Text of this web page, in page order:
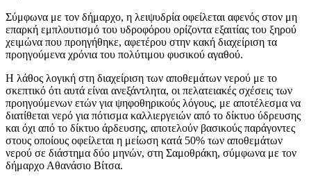
Σύμφωνα με τον δήμαρχο, η λειψυδρία οφείλεται αφενός στον μη
επαρκή εμπλουτισμό του υδροφόρου ορίζοντα εξαιτίας του ξηρού
χειμώνα που προηγήθηκε, αφετέρου στην κακή διαχείριση τα
προηγούμενα χρόνια του πολύτιμου φυσικού αγαθού.
Η λάθος λογική στη διαχείριση των αποθεμάτων νερού με το
σκεπτικό ότι αυτά είναι ανεξάντλητα, οι πελατειακές σχέσεις των
προηγούμενων ετών για ψηφοθηρικούς λόγους, με αποτέλεσμα να
διατίθεται νερό για πότισμα καλλιεργειών από το δίκτυο ύδρευσης
και όχι από το δίκτυο άρδευσης, αποτελούν βασικούς παράγοντες
στους οποίους οφείλεται η μείωση κατά 50% των αποθεμάτων
νερού σε διάστημα δύο μηνών, στη Σαμοθράκη, σύμφωνα με τον
δήμαρχο Αθανάσιο Βίτσα.